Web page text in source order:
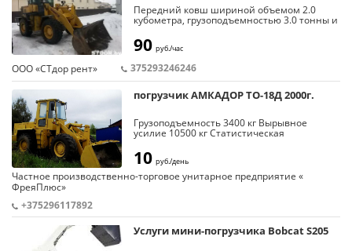
Передний ковш шириной объемом 2.0
кубометра, грузоподъемностью 3.0 тонны и
способен быстро загружать и выгружать
любые объемы грунта в самосвалы, при
подъеме ковша на высоту 3.1 метра.
высокой скоростью (до 40 км в час)
самостоятельно доехать до места
проведения работ.
90 руб./час
ООО «СТдор рент» 375293246246
погрузчик АМКАДОР ТО-18Д 2000г.
Грузоподъемность 3400 кг Вырывное
усилие 10500 кг Статистическая
опрокидывающая нагрузка в сложенном
положении (±40) 7000 кг Механизм
поворотного ковша Z-образный
Номинальная вместимость основного
ковша 1,9 м3 Ширина режущей кромки
10 руб./день
Частное производственно-торговое унитарное предприятие «
ФреяПлюс»
+375296117892
Услуги мини-погрузчика Bobcat S205